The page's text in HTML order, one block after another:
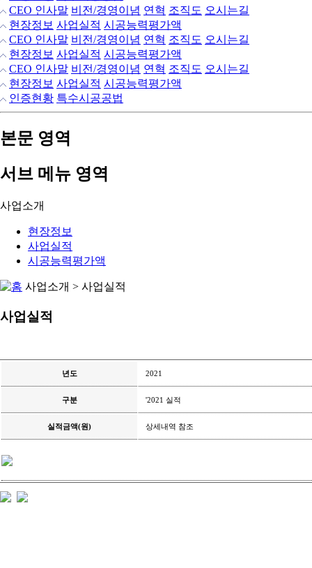
CEO 인사말 비전/경영이념 연혁 조직도 오시는길
현장정보 사업실적 시공능력평가액
CEO 인사말 비전/경영이념 연혁 조직도 오시는길
현장정보 사업실적 시공능력평가액
CEO 인사말 비전/경영이념 연혁 조직도 오시는길
현장정보 사업실적 시공능력평가액
인증현황 특수시공공법
본문 영역
서브 메뉴 영역
사업소개
현장정보
사업실적
시공능력평가액
사업소개 > 사업실적
사업실적
년도 2021
구분 '2021 실적
실적금액(원) 상세내역 참조